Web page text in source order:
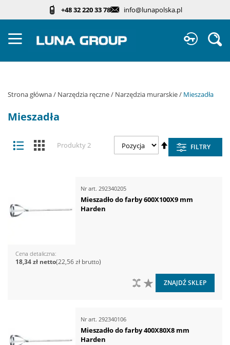
+48 32 220 33 78 info@lunapolska.pl
Strona główna Narzędzia ręczne Narzędzia murarskie Mieszadła
Mieszadła
Zobacz
jako
Lista KafelkiProdukty2
Ustaw
kierunek
malejący
FILTRY
Nr art. 292340205
Mieszadło do farby 600X100X9 mm
Harden
Cena detaliczna
22,56 zł
18,34 zł
DO LISTY ŻYCZEŃ
DO PORÓWNANIA
ZNAJDŹ SKLEP
Nr art. 292340106
Mieszadło do farby 400X80X8 mm
Harden